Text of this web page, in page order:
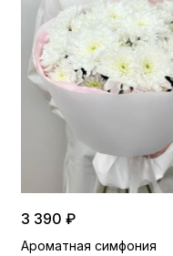
3 390 ₽
Ароматная симфония